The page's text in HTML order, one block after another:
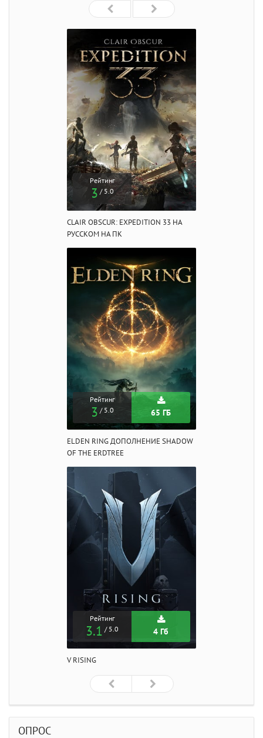
Рейтинг
3 / 5.0
CLAIR OBSCUR: EXPEDITION 33 НА
РУССКОМ НА ПК
Рейтинг
3 / 5.0 65 ГБ
ELDEN RING ДОПОЛНЕНИЕ SHADOW
OF THE ERDTREE
Рейтинг
3.1 / 5.0 4 Гб
V RISING
ОПРОС